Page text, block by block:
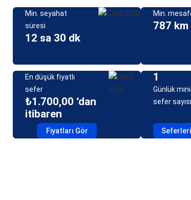
Min. seyahat
süresi
12 sa 30 dk
Min.
787 km
En düşük fiyatlı
sefer
₺1.700,00 ‘dan
itibaren
Fiyatları Gör
1
Günlük
sefer sayısı